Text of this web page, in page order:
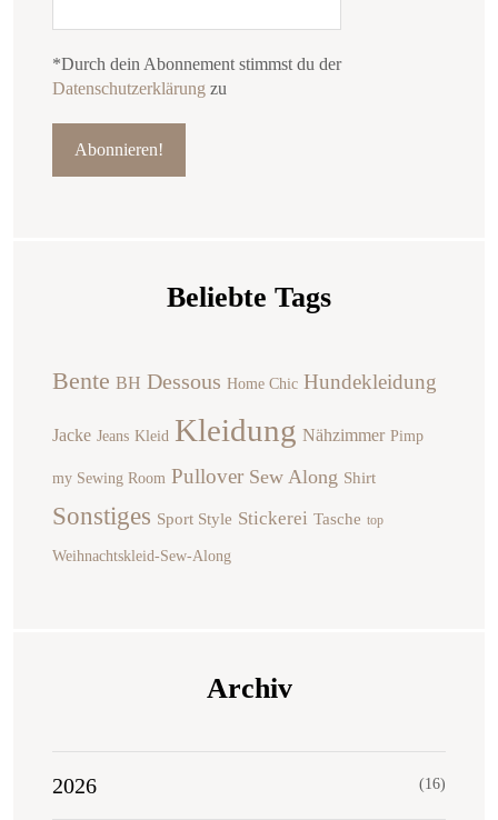
*Durch dein Abonnement stimmst du der
Datenschutzerklärung zu
Beliebte Tags
Bente BH Dessous Home Chic Hundekleidung
Jacke Jeans Kleid Kleidung Nähzimmer Pimp
my Sewing Room Pullover Sew Along Shirt
Sonstiges Sport Style Stickerei Tasche top
Weihnachtskleid-Sew-Along
Archiv
2026 (16)